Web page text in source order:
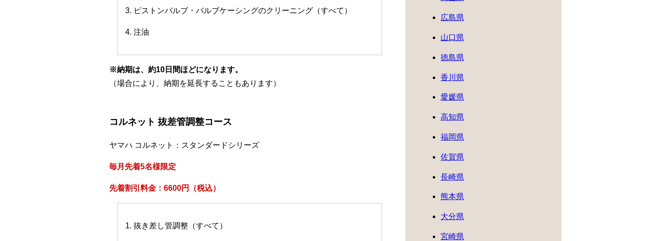
3. ピストンバルブ・バルブケーシングのクリーニング（すべて）
4. 注油
※納期は、約10日間ほどになります。
（場合により、納期を延長することもあります）
コルネット 抜差管調整コース
ヤマハ コルネット：スタンダードシリーズ
毎月先着5名様限定
先着割引料金：6600円（税込）
1. 抜き差し管調整（すべて）
広島県
山口県
徳島県
香川県
愛媛県
高知県
福岡県
佐賀県
長崎県
熊本県
大分県
宮崎県